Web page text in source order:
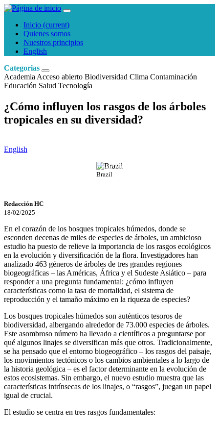
Inicio (current)
Quienes somos
Nuestros principios
English
Categorias
Academia Acceso abierto Biodiversidad Clima Contaminación
Educación Salud Tecnología
¿Cómo influyen los rasgos de los árboles
tropicales en su diversidad?
English
Brazil
Roman Odintsov
Redacción HC
18/02/2025
En el corazón de los bosques tropicales húmedos, donde se
esconden decenas de miles de especies de árboles, un ambicioso
estudio ha puesto de relieve la importancia de los rasgos ecológicos
en la evolución y diversificación de la flora. Investigadores han
analizado 463 géneros de árboles de tres grandes regiones
biogeográficas – las Américas, África y el Sudeste Asiático – para
responder a una pregunta fundamental: ¿cómo influyen
características como la tasa de mortalidad, el sistema de
reproducción y el tamaño máximo en la riqueza de especies?
Los bosques tropicales húmedos son auténticos tesoros de
biodiversidad, albergando alrededor de 73.000 especies de árboles.
Este asombroso número ha llevado a científicos a preguntarse por
qué algunos linajes se diversifican más que otros. Tradicionalmente,
se ha pensado que el entorno biogeográfico – los rasgos del paisaje,
los movimientos tectónicos o los cambios ambientales a lo largo de
la historia geológica – es el factor determinante en la evolución de
estos ecosistemas. Sin embargo, el nuevo estudio muestra que las
características intrínsecas de los linajes, o “rasgos”, juegan un papel
igual de crucial.
El estudio se centra en tres rasgos fundamentales: